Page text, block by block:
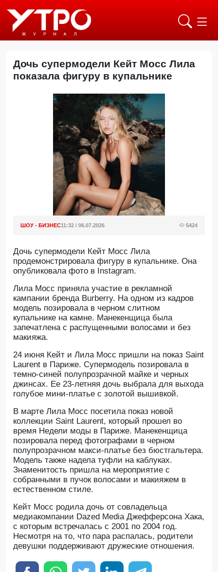
Дочь супермодели Кейт Мосс Лила
показала фигуру в купальнике
ШОУ - БИЗНЕС11:32 / 06.07.2026 5424
Дочь супермодели Кейт Мосс Лила
продемонстрировала фигуру в купальнике. Она
опубликовала фото в Instagram.
Лила Мосс приняла участие в рекламной
кампании бренда Burberry. На одном из кадров
модель позировала в черном слитном
купальнике на камне. Манекенщица была
запечатлена с распущенными волосами и без
макияжа.
24 июня Кейт и Лила Мосс пришли на показ Saint
Laurent в Париже. Супермодель позировала в
темно-синей полупрозрачной майке и черных
джинсах. Ее 23-летняя дочь выбрала для выхода
голубое мини-платье с золотой вышивкой.
В марте Лила Мосс посетила показ новой
коллекции Saint Laurent, который прошел во
время Недели моды в Париже. Манекенщица
позировала перед фотографами в черном
полупрозрачном макси-платье без бюстгальтера.
Модель также надела туфли на каблуках.
Знаменитость пришла на мероприятие с
собранными в пучок волосами и макияжем в
естественном стиле.
Кейт Мосс родила дочь от совладельца
медиакомпании Dazed Media Джефферсона Хака,
с которым встречалась с 2001 по 2004 год.
Несмотря на то, что пара распалась, родители
девушки поддерживают дружеские отношения.